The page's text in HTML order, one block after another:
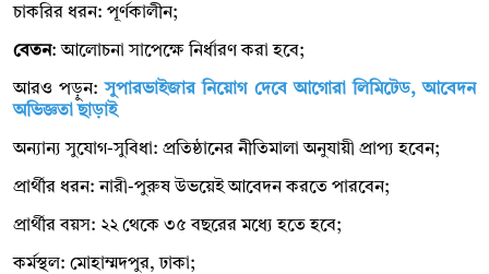
চাকরির ধরন: পূর্ণকালীন;
বেতন: আলোচনা সাপেক্ষে নির্ধারণ করা হবে;
আরও পড়ুন:সুপারভাইজার নিয়োগ দেবে আগোরা লিমিটেড, আবেদন
অভিজ্ঞতা ছাড়াই
অন্যান্য সুযোগ-সুবিধা: প্রতিষ্ঠানের নীতিমালা অনুযায়ী প্রাপ্য হবেন;
প্রার্থীর ধরন: নারী-পুরুষ উভয়েই আবেদন করতে পারবেন;
প্রার্থীর বয়স: ২২ থেকে ৩৫ বছরের মধ্যে হতে হবে;
কর্মস্থল: মোহাম্মদপুর, ঢাকা;